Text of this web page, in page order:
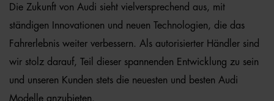
Die Zukunft von Audi sieht vielversprechend aus, mit
ständigen Innovationen und neuen Technologien, die das
Fahrerlebnis weiter verbessern. Als autorisierter Händler sind
wir stolz darauf, Teil dieser spannenden Entwicklung zu sein
und unseren Kunden stets die neuesten und besten Audi
Modelle anzubieten.